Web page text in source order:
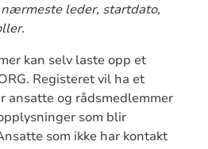
leder, startdato,
kan selv laste opp et
Registeret vil ha et
ansatte og rådsmedlemmer
som blir
som ikke har kontakt